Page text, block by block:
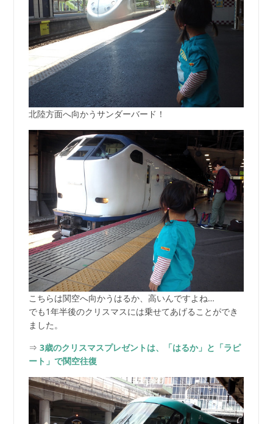
北陸方面へ向かうサンダーバード！
こちらは関空へ向かうはるか、高いんですよね…
でも1年半後のクリスマスには乗せてあげることができ
ました。
⇒ 3歳のクリスマスプレゼントは、「はるか」と「ラピ
ート」で関空往復